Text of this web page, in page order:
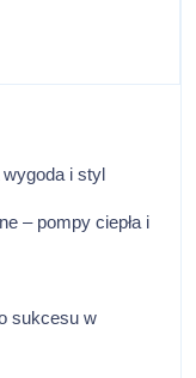
i styl
– pompy ciepła i
sukcesu w